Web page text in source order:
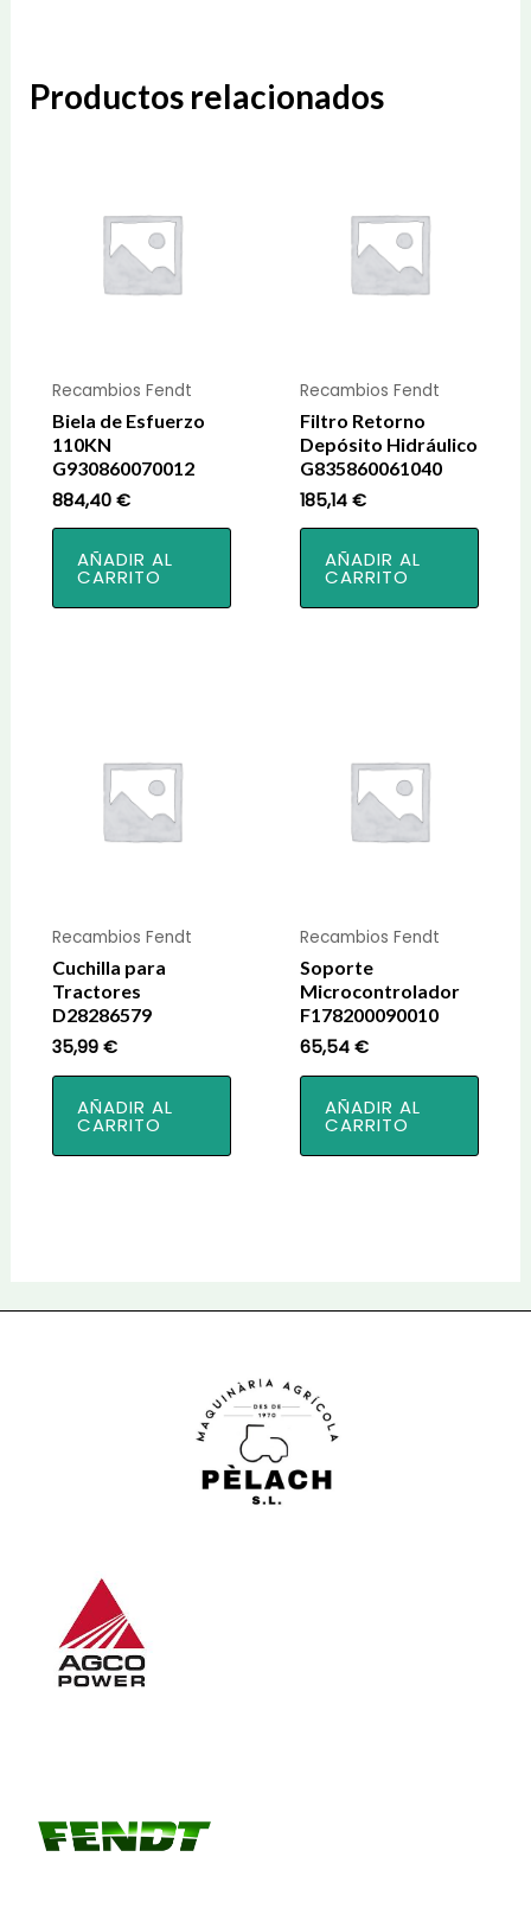
Productos relacionados
Recambios Fendt
Biela de Esfuerzo
110KN
G930860070012
884,40 €
AÑADIR AL
CARRITO
Recambios Fendt
Filtro Retorno
Depósito Hidráulico
G835860061040
185,14€
AÑADIR AL
CARRITO
Recambios Fendt
Cuchilla para
Tractores
D28286579
35,99 €
AÑADIR AL
CARRITO
Recambios Fendt
Soporte
Microcontrolador
F178200090010
65,54€
AÑADIR AL
CARRITO